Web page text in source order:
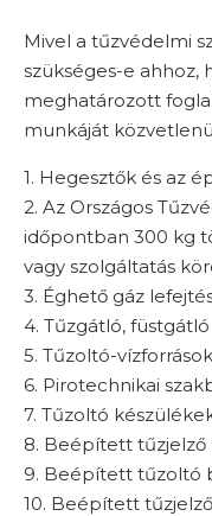
Mivel a tűzvédelmi
szükséges-e ahhoz,
meghatározott
munkáját
1. Hegesztők és az
2. Az Országos
időpontban 300 kg
vagy szolgáltatás
3. Éghető gáz
4. Tűzgátló,
5. Tűzoltó-
6. Pirotechnikai
7. Tűzoltó
8. Beépített tűzjelző
9. Beépített tűzoltó
10. Beépített